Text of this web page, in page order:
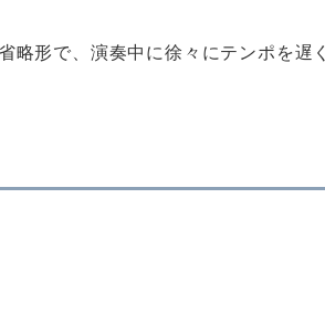
形で、演奏中に徐々にテンポを遅く